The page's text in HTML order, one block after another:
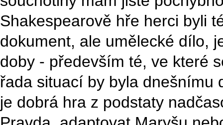
Shakespearově hře herci byli
dokument, ale umělecké dílo,
doby - především té, ve které
řada situací by byla dnešnímu
je dobrá hra z podstaty